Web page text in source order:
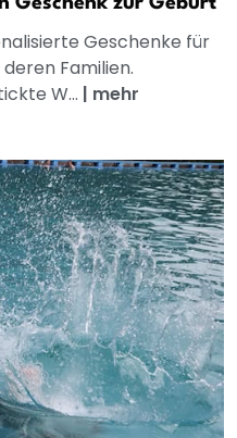
Geschenke für
Familien.
W... | mehr